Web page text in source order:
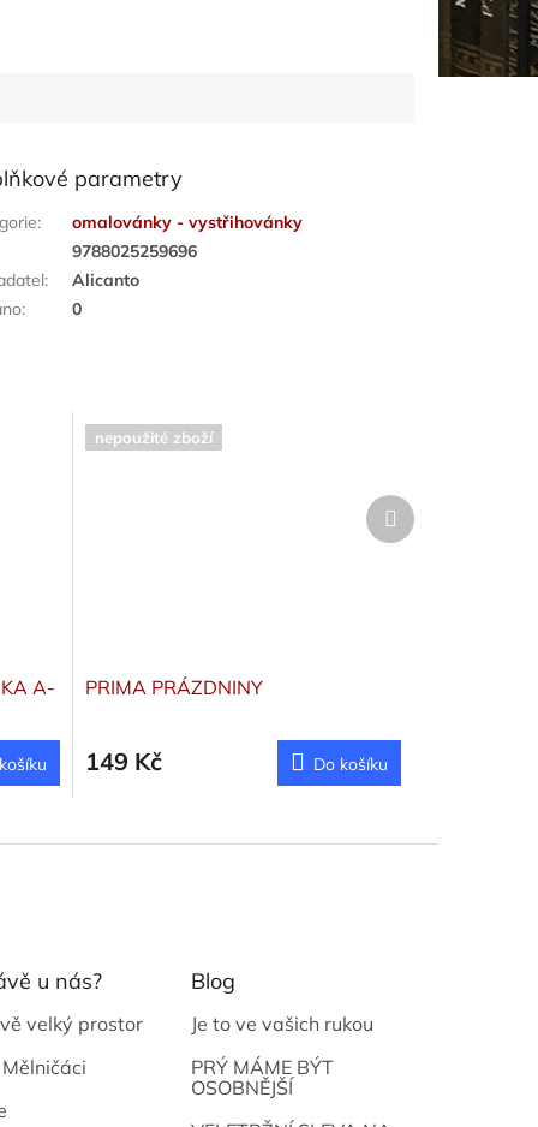
parametry
:
omalovánky - vystřihovánky
9788025259696
:
Alicanto
: 0
A-
nepoužité zboží
PRIMA PRÁZDNINY
149 Kč Do košíku
Další
produkt
u nás?
velký prostor
Blog
Je to ve vašich rukou
PRÝ MÁME BÝT
OSOBNĚJŠÍ